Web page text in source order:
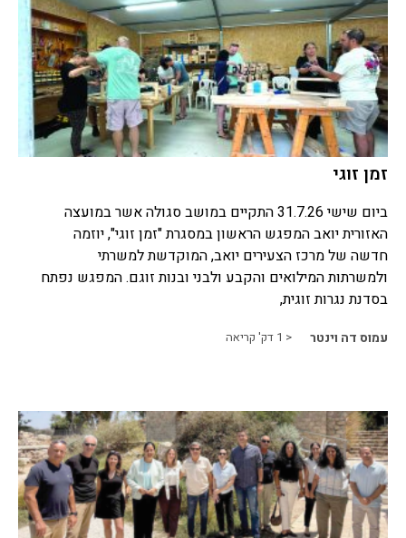
זמן זוגי
ביום שישי 31.7.26 התקיים במושב סגולה אשר במועצה
האזורית יואב המפגש הראשון במסגרת "זמן זוגי", יוזמה
חדשה של מרכז הצעירים יואב, המוקדשת למשרתי
ולמשרתות המילואים והקבע ולבני ובנות זוגם. המפגש נפתח
בסדנת נגרות זוגית,
עמוס דה וינטר < 1 דק' קריאה